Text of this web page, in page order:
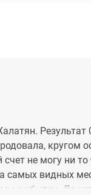
не могу ни
видных
и убытки. Да